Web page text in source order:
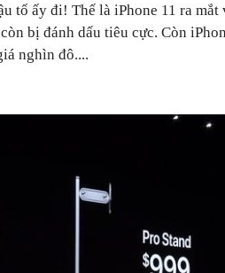
tố ấy đi! Thế là iPhone 11 ra mắt
bị đánh dấu tiêu cực. Còn
nghìn đô....